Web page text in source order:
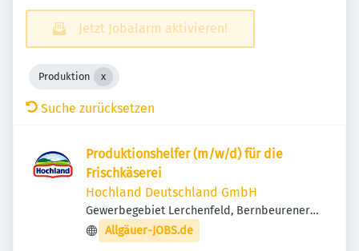
Jetzt Jobalarm aktivieren!
Produktion
Suche zurücksetzen
Produktionshelfer (m/w/d) für die
Frischkäserei
Hochland Deutschland GmbH
Gewerbegebiet Lerchenfeld, Bernbeurener
Str. 14, 86956 Schongau, Deutschland
Allgäuer-JOBS.de